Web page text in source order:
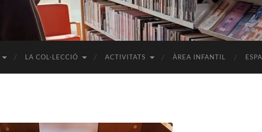
LA COL·LECCIÓ ACTIVITATS ÀREA INFANTIL